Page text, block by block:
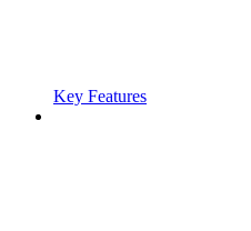
Key Features